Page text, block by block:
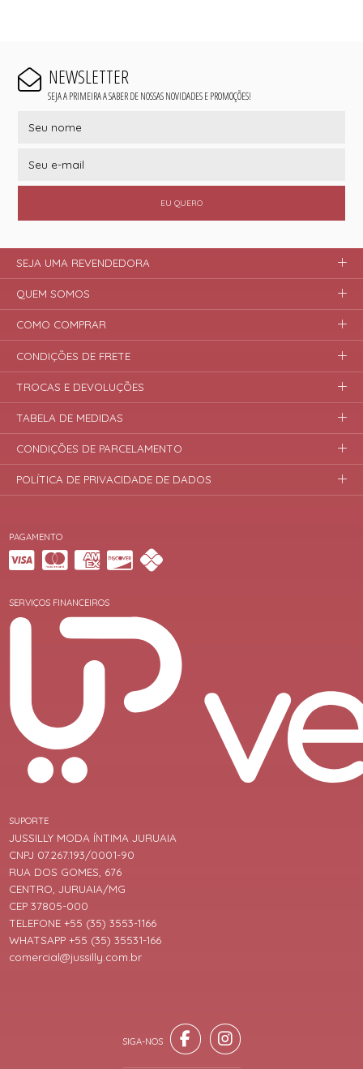
NEWSLETTER
SEJA A PRIMEIRA A SABER DE NOSSAS NOVIDADES E PROMOÇÕES!
EU QUERO
PAGAMENTO
SERVIÇOS FINANCEIROS
SUPORTE
JUSSILLY MODA ÍNTIMA JURUAIA
CNPJ 07.267.193/0001-90
RUA DOS GOMES, 676
CENTRO, JURUAIA/MG
CEP 37805-000
TELEFONE +55 (35) 3553-1166
WHATSAPP +55 (35) 35531-166
comercial@jussilly.com.br
SEJA UMA REVENDEDORA
QUEM SOMOS
COMO COMPRAR
CONDIÇÕES DE FRETE
TROCAS E DEVOLUÇÕES
TABELA DE MEDIDAS
CONDIÇÕES DE PARCELAMENTO
POLÍTICA DE PRIVACIDADE DE DADOS